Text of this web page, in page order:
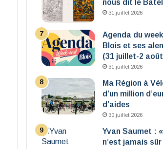
nous dit le
31 juillet 2026
Agenda du
Blois et ses
(31 juillet-2
31 juillet 2026
Ma Région à
d’un million
d’aides
30 juillet 2026
Yvan Saumet :
n’est jamais sûr